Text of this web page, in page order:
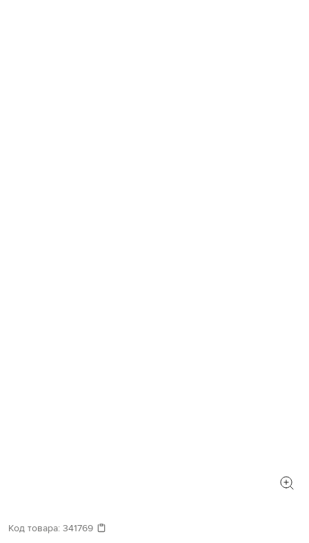
Код товара: 341769